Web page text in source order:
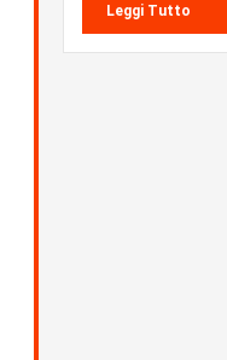
Leggi Tutto